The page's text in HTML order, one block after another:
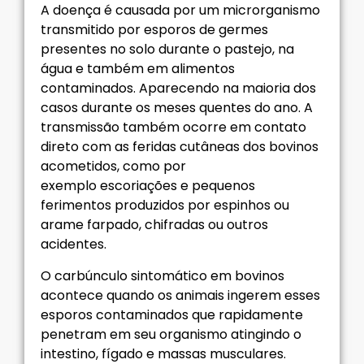
A doença é causada por um microrganismo
transmitido por esporos de germes
presentes no solo durante o pastejo, na
água e também em alimentos
contaminados. Aparecendo na maioria dos
casos durante os meses quentes do ano. A
transmissão também ocorre em contato
direto com as feridas cutâneas dos bovinos
acometidos, como por
exemplo escoriações e pequenos
ferimentos produzidos por espinhos ou
arame farpado, chifradas ou outros
acidentes.
O carbúnculo sintomático em bovinos
acontece quando os animais ingerem esses
esporos contaminados que rapidamente
penetram em seu organismo atingindo o
intestino, fígado e massas musculares.